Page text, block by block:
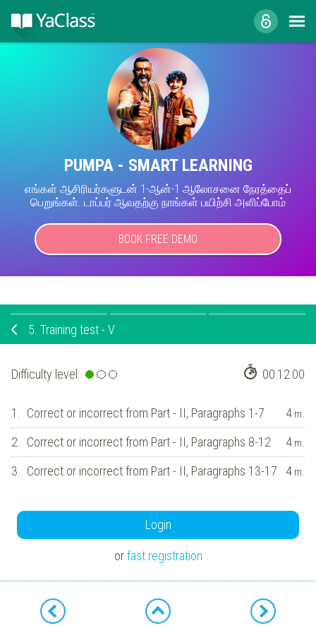
PUMPA - SMART LEARNING
எங்கள் ஆசிரியர்களுடன் 1-ஆன்-1 ஆலோசனை நேரத்தைப்
பெறுங்கள். டாப்பர் ஆவதற்கு நாங்கள் பயிற்சி அளிப்போம்
BOOK FREE DEMO
5. Training test - V
Difficulty level: 00:12:00
1. Correct or incorrect from Part - II, Paragraphs 1-7 4 m.
2. Correct or incorrect from Part - II, Paragraphs 8-12 4 m.
3. Correct or incorrect from Part - II, Paragraphs 13-17 4 m.
Login
orfast registration